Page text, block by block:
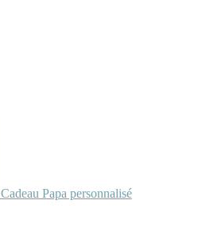
Cadeau Papa personnalisé